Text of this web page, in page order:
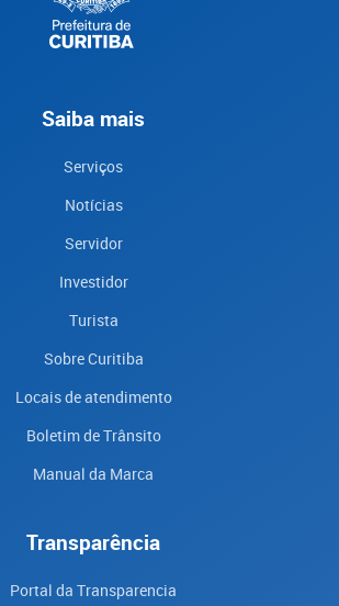
Saiba mais
Serviços
Notícias
Servidor
Investidor
Turista
Sobre Curitiba
Locais de atendimento
Boletim de Trânsito
Manual da Marca
Transparência
Portal da Transparencia